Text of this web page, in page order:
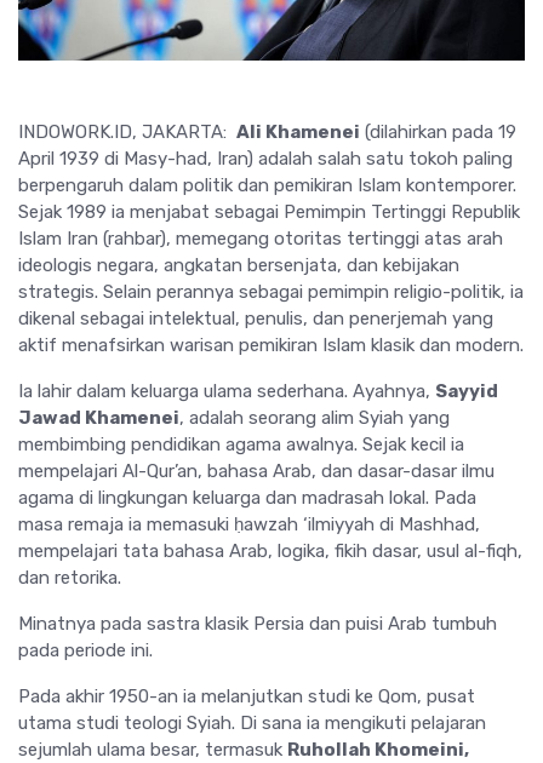
INDOWORK.ID, JAKARTA: Ali Khamenei (dilahirkan pada 19
April 1939 di Masy-had, Iran) adalah salah satu tokoh paling
berpengaruh dalam politik dan pemikiran Islam kontemporer.
Sejak 1989 ia menjabat sebagai Pemimpin Tertinggi Republik
Islam Iran (rahbar), memegang otoritas tertinggi atas arah
ideologis negara, angkatan bersenjata, dan kebijakan
strategis. Selain perannya sebagai pemimpin religio-politik, ia
dikenal sebagai intelektual, penulis, dan penerjemah yang
aktif menafsirkan warisan pemikiran Islam klasik dan modern.
Ia lahir dalam keluarga ulama sederhana. Ayahnya, Sayyid
Jawad Khamenei, adalah seorang alim Syiah yang
membimbing pendidikan agama awalnya. Sejak kecil ia
mempelajari Al-Qur’an, bahasa Arab, dan dasar-dasar ilmu
agama di lingkungan keluarga dan madrasah lokal. Pada
masa remaja ia memasuki ḥawzah ‘ilmiyyah di Mashhad,
mempelajari tata bahasa Arab, logika, fikih dasar, usul al-fiqh,
dan retorika.
Minatnya pada sastra klasik Persia dan puisi Arab tumbuh
pada periode ini.
Pada akhir 1950-an ia melanjutkan studi ke Qom, pusat
utama studi teologi Syiah. Di sana ia mengikuti pelajaran
sejumlah ulama besar, termasuk Ruhollah Khomeini,